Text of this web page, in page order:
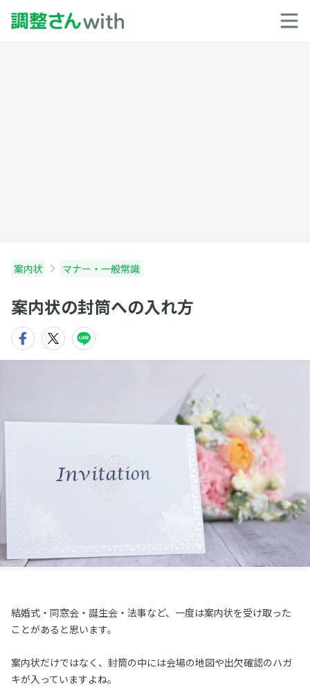
案内状 マナー・一般常識
案内状の封筒への入れ方
結婚式・同窓会・誕生会・法事など、一度は案内状を受け取った
ことがあると思います。
案内状だけではなく、封筒の中には会場の地図や出欠確認のハガ
キが入っていますよね。